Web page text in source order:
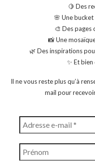
🍋 Des
🌸 Une
🎨 Des pages
📸 Une
🌿 Des inspirations
✨ Et
Il ne vous reste plus qu’à
mail pour